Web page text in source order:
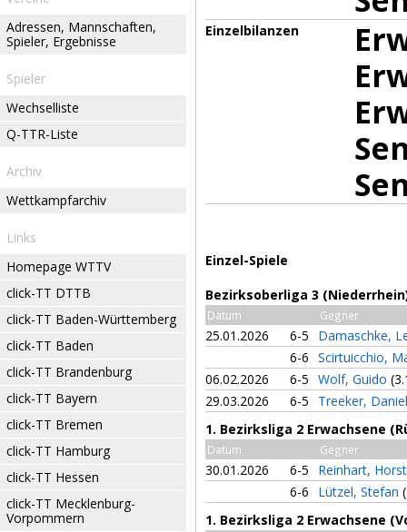
Adressen, Mannschaften,
Spieler, Ergebnisse
Spieler
Wechselliste
Q-TTR-Liste
Archiv
Wettkampfarchiv
Links
Homepage WTTV
click-TT DTTB
click-TT Baden-Württemberg
click-TT Baden
click-TT Brandenburg
click-TT Bayern
click-TT Bremen
click-TT Hamburg
click-TT Hessen
click-TT Mecklenburg-
Vorpommern
Einzelbilanzen
Einzel-Spiele
Bezirksoberliga 3
Datum Gegner
25.01.2026 6-5
Damaschke,
6-6 Scirtuicchio,
06.02.2026
6-5 Wolf, Guido
29.03.2026
6-5
Treeker,
1. Bezirksliga 2 Erwachsene
Datum Gegner
30.01.2026 6-5
Reinhart,
6-6
Lützel, Stefan
1. Bezirksliga 2 Erwachsene